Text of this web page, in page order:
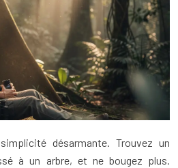
désarmante. Trouvez un
à un arbre, et ne bougez plus.